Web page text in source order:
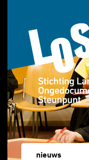
Overslaan en naar de
nieuws